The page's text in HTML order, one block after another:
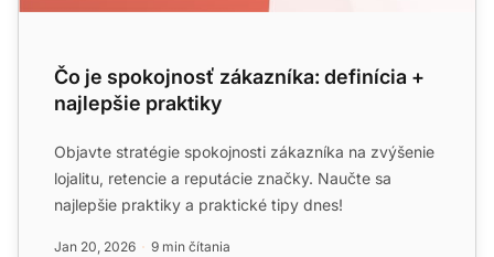
Čo je spokojnosť zákazníka: definícia +
najlepšie praktiky
Objavte stratégie spokojnosti zákazníka na zvýšenie
lojalitu, retencie a reputácie značky. Naučte sa
najlepšie praktiky a praktické tipy dnes!
Jan 20, 2026 9 min čítania